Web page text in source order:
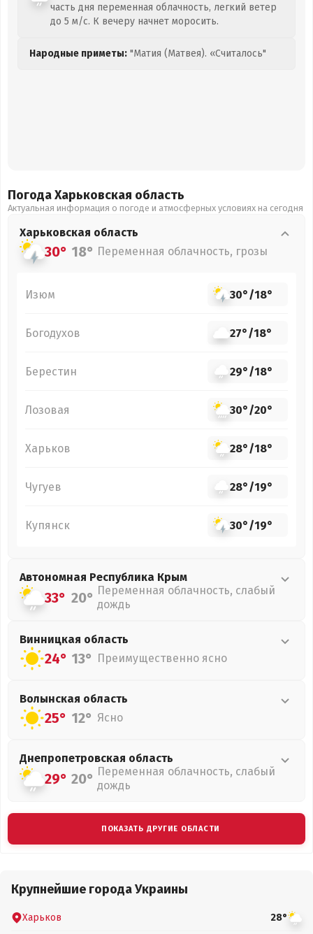
часть дня переменная облачность, легкий ветер
до 5 м/с. К вечеру начнет моросить.
Народные приметы: "Матия (Матвея). «Считалось"
Погода Харьковская область
Актуальная информация о погоде и атмосферных условиях на сегодня
Харьковская область
30° 18° Переменная облачность, грозы
Изюм 30°/18°
Богодухов 27°/18°
Берестин 29°/18°
Лозовая 30°/20°
Харьков 28°/18°
Чугуев 28°/19°
Купянск 30°/19°
Автономная Республика Крым
33° 20° Переменная облачность, слабый
дождь
Винницкая область
24° 13° Преимущественно ясно
Волынская область
25° 12° Ясно
Днепропетровская область
29° 20° Переменная облачность, слабый
дождь
ПОКАЗАТЬ ДРУГИЕ ОБЛАСТИ
Крупнейшие города Украины
Харьков 28°